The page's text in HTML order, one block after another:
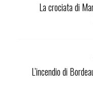
La crociata di
L’incendio di